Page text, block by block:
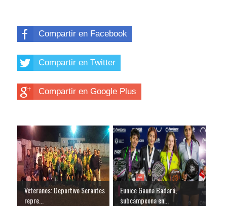
Compartir en Facebook
Compartir en Twitter
Compartir en Google Plus
Veteranos: Deportivo Serantes
repre...
Eunice Gauna Badaró,
subcampeona en...